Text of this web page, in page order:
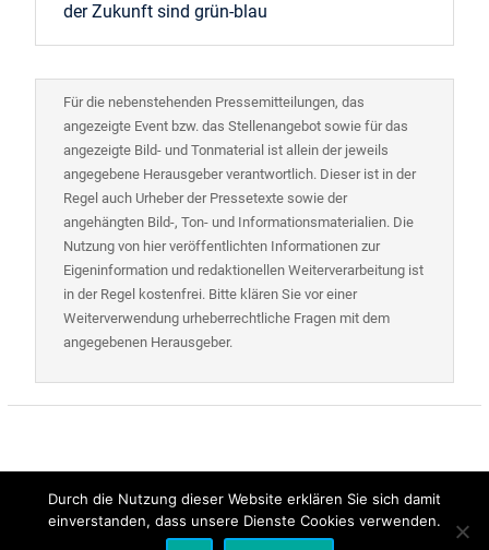
der Zukunft sind grün-blau
Für die nebenstehenden Pressemitteilungen, das
angezeigte Event bzw. das Stellenangebot sowie für das
angezeigte Bild- und Tonmaterial ist allein der jeweils
angegebene Herausgeber verantwortlich. Dieser ist in der
Regel auch Urheber der Pressetexte sowie der
angehängten Bild-, Ton- und Informationsmaterialien. Die
Nutzung von hier veröffentlichten Informationen zur
Eigeninformation und redaktionellen Weiterverarbeitung ist
in der Regel kostenfrei. Bitte klären Sie vor einer
Weiterverwendung urheberrechtliche Fragen mit dem
angegebenen Herausgeber.
Alle Rechte vorbehalten | Presse-Control
Durch die Nutzung dieser Website erklären Sie sich damit
einverstanden, dass unsere Dienste Cookies verwenden.